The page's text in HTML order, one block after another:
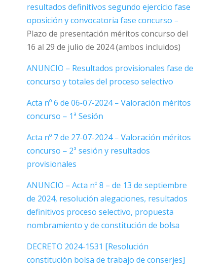
resultados definitivos segundo ejercicio fase
oposición y convocatoria fase concurso –
Plazo de presentación méritos concurso del
16 al 29 de julio de 2024 (ambos incluidos)
ANUNCIO – Resultados provisionales fase de
concurso y totales del proceso selectivo
Acta nº 6 de 06-07-2024 – Valoración méritos
concurso – 1ª Sesión
Acta nº 7 de 27-07-2024 – Valoración méritos
concurso – 2ª sesión y resultados
provisionales
ANUNCIO – Acta nº 8 – de 13 de septiembre
de 2024, resolución alegaciones, resultados
definitivos proceso selectivo, propuesta
nombramiento y de constitución de bolsa
DECRETO 2024-1531 [Resolución
constitución bolsa de trabajo de conserjes]